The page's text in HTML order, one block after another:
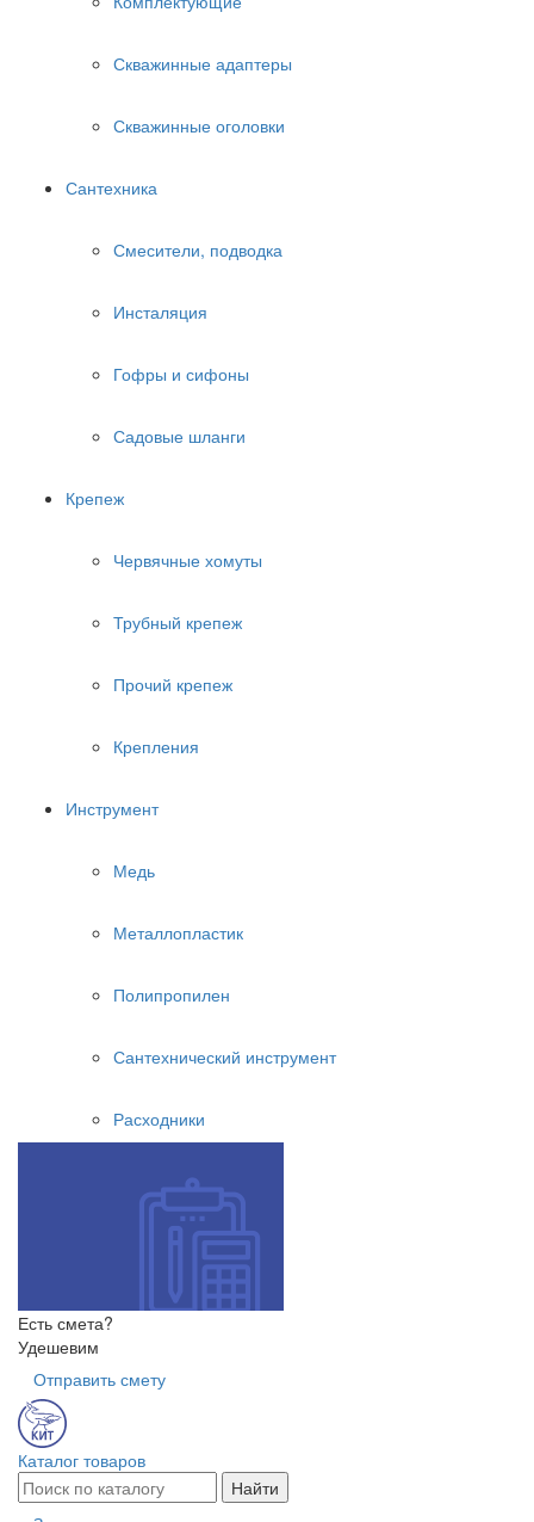
Скважинные адаптеры
Скважинные оголовки
Сантехника
Смесители, подводка
Инсталяция
Гофры и сифоны
Садовые шланги
Крепеж
Червячные хомуты
Трубный крепеж
Прочий крепеж
Крепления
Инструмент
Медь
Металлопластик
Полипропилен
Сантехнический инструмент
Расходники
Есть смета?
Удешевим
Отправить смету
Каталог товаров